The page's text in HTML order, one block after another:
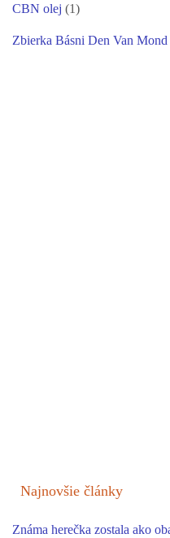
CBN olej (1)
Zbierka Básni Den Van
Najnovšie články
Známa herečka zostala ako